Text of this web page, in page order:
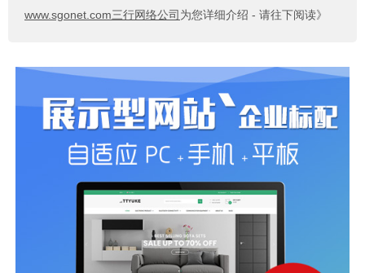
www.sgonet.com三行网络公司 为您详细介绍 - 请往下阅读》